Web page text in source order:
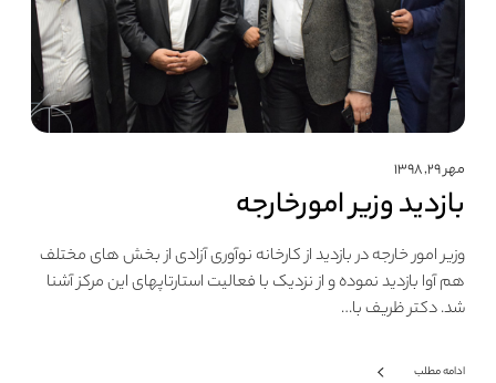
مهر ۲۹, ۱۳۹۸
بازدید وزیر امورخارجه
وزیر امور خارجه در بازدید از کارخانه نوآوری آزادی از بخش های مختلف
هم آوا بازدید نموده و از نزدیک با فعالیت استارتاپهای این مرکز آشنا
شد. دکتر ظریف با…
ادامه مطلب